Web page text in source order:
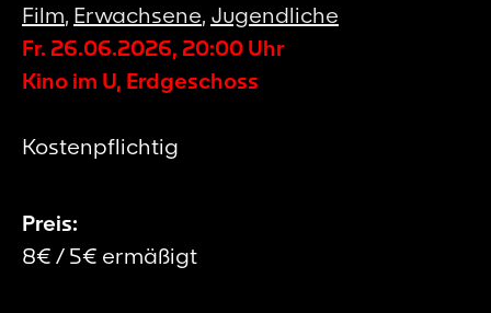
Film, Erwachsene, Jugendliche
Fr. 26.06.2026, 20:00 Uhr
Kino im U, Erdgeschoss
Kostenpflichtig
Preis:
8€ / 5€ ermäßigt